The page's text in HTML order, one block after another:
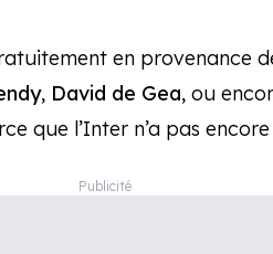
en provenance
, David de Gea, ou
que l’Inter n’a pas